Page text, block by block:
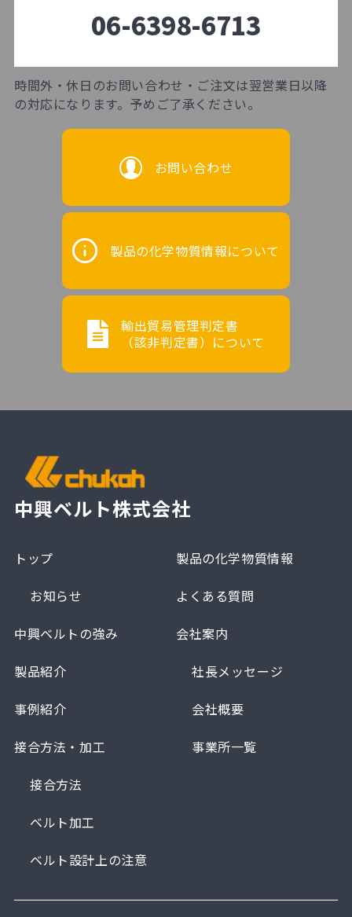
06-6398-6713
時間外・休日のお問い合わせ・ご注文は翌営業日以降
の対応になります。予めご了承ください。
お問い合わせ
製品の化学物質情報について
輸出貿易管理判定書
（該非判定書）について
中興ベルト株式会社
トップ
お知らせ
中興ベルトの強み
製品紹介
事例紹介
接合方法・加工
接合方法
ベルト加工
ベルト設計上の注意
製品の化学物質情報
よくある質問
会社案内
社長メッセージ
会社概要
事業所一覧